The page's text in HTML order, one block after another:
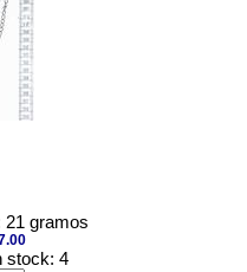
21 gramos
stock: 4